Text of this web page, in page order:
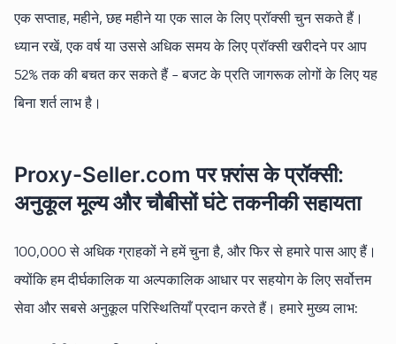
एक सप्ताह, महीने, छह महीने या एक साल के लिए प्रॉक्सी चुन सकते हैं।
ध्यान रखें, एक वर्ष या उससे अधिक समय के लिए प्रॉक्सी खरीदने पर आप
52% तक की बचत कर सकते हैं - बजट के प्रति जागरूक लोगों के लिए यह
बिना शर्त लाभ है।
Proxy-Seller.com पर फ़्रांस के प्रॉक्सी:
अनुकूल मूल्य और चौबीसों घंटे तकनीकी सहायता
100,000 से अधिक ग्राहकों ने हमें चुना है, और फिर से हमारे पास आए हैं।
क्योंकि हम दीर्घकालिक या अल्पकालिक आधार पर सहयोग के लिए सर्वोत्तम
सेवा और सबसे अनुकूल परिस्थितियाँ प्रदान करते हैं। हमारे मुख्य लाभ: